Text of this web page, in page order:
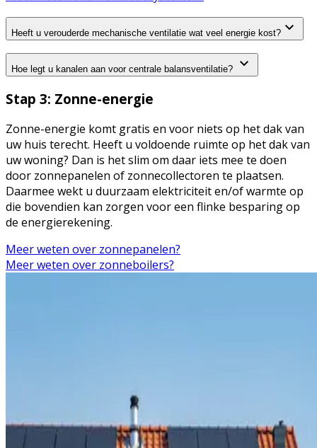
Heeft u verouderde mechanische ventilatie wat veel energie kost?
Hoe legt u kanalen aan voor centrale balansventilatie?
Stap 3: Zonne-energie
Zonne-energie komt gratis en voor niets op het dak van
uw huis terecht. Heeft u voldoende ruimte op het dak van
uw woning? Dan is het slim om daar iets mee te doen
door zonnepanelen of zonnecollectoren te plaatsen.
Daarmee wekt u duurzaam elektriciteit en/of warmte op
die bovendien kan zorgen voor een flinke besparing op
de energierekening.
Meer weten over zonnepanelen?
Meer weten over zonneboilers?